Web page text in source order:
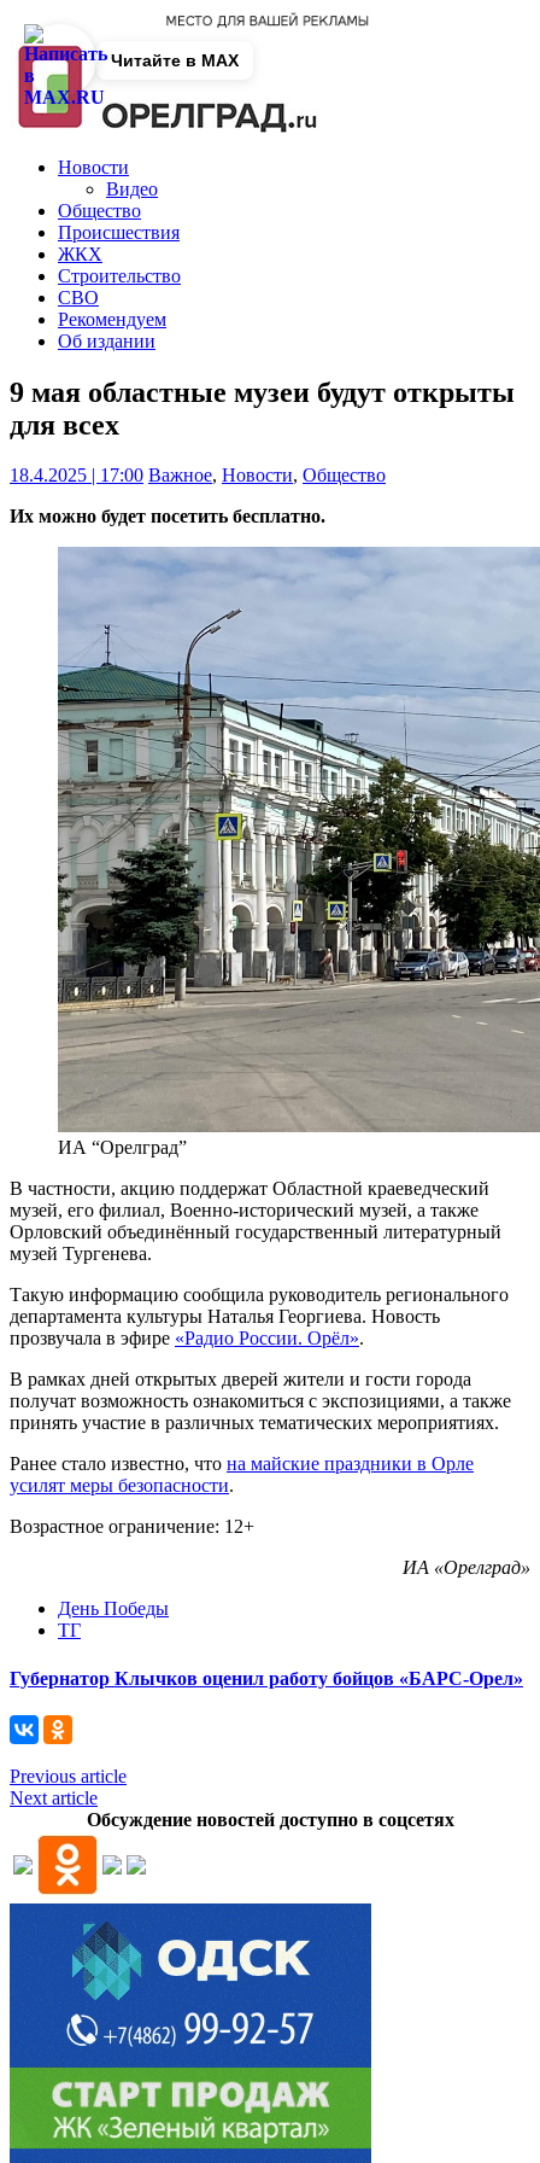
Новости
Видео
Общество
Происшествия
ЖКХ
Строительство
СВО
Рекомендуем
Об издании
9 мая областные музеи будут открыты
для всех
18.4.2025 | 17:00 Важное, Новости, Общество
Их можно будет посетить бесплатно.
ИА “Орелград”
В частности, акцию поддержат Областной краеведческий
музей, его филиал, Военно-исторический музей, а также
Орловский объединённый государственный литературный
музей Тургенева.
Такую информацию сообщила руководитель регионального
департамента культуры Наталья Георгиева. Новость
прозвучала в эфире «Радио России. Орёл».
В рамках дней открытых дверей жители и гости города
получат возможность ознакомиться с экспозициями, а также
принять участие в различных тематических мероприятиях.
Ранее стало известно, что на майские праздники в Орле
усилят меры безопасности.
Возрастное ограничение: 12+
ИА «Орелград»
День Победы
ТГ
Губернатор Клычков оценил работу бойцов «БАРС-Орел»
Previous article
Next article
Обсуждение новостей доступно в соцсетях
Читайте в MAX